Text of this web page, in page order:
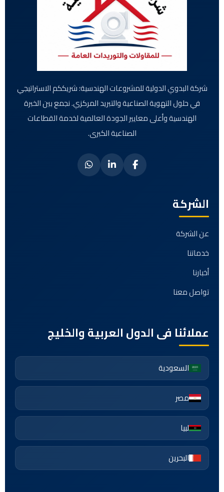
شركة البدوي الدولية للمشروعات الهندسية؛ شريككم الاستراتيجي
في حلول التهوية الصناعية والتبريد المركزي. نجمع بين الخبرة
الهندسية وأعلى معايير الجودة العالمية لخدمة القطاعات
الصناعية الكبرى.
الشركة
عن الشركة
خدماتنا
أخبارنا
تواصل معنا
عملائنا فى الدول العربية والخليج
السعودية
مصر
لبيا
البحرين